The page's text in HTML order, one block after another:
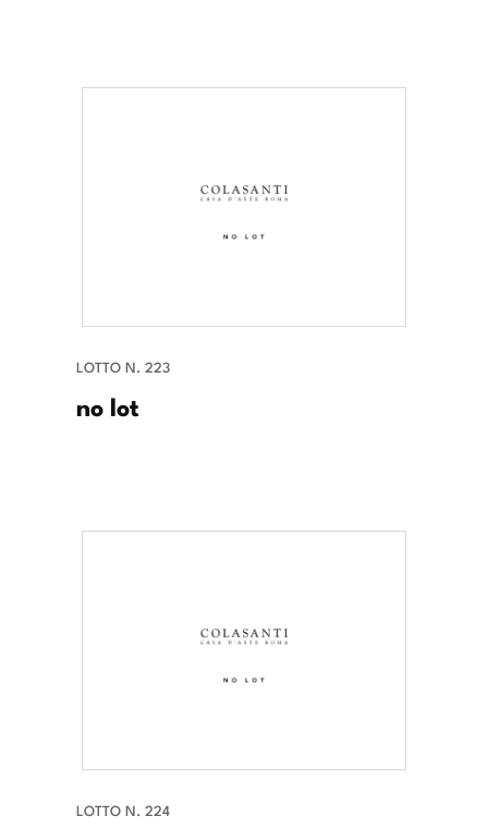
LOTTO N. 223
no lot
LOTTO N. 224